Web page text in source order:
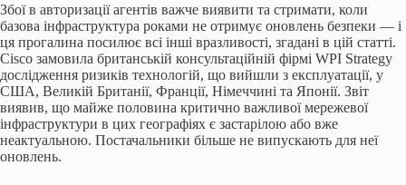
Збої в авторизації агентів важче виявити та стримати, коли
базова інфраструктура роками не отримує оновлень безпеки — і
ця прогалина посилює всі інші вразливості, згадані в цій статті.
Cisco замовила британській консультаційній фірмі WPI Strategy
дослідження ризиків технологій, що вийшли з експлуатації, у
США, Великій Британії, Франції, Німеччині та Японії. Звіт
виявив, що майже половина критично важливої мережевої
інфраструктури в цих географіях є застарілою або вже
неактуальною. Постачальники більше не випускають для неї
оновлень.